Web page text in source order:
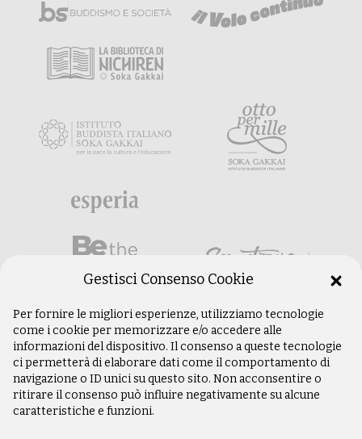
©Copyright 2003 –
Gestisci Consenso Cookie
Per fornire le migliori esperienze, utilizziamo tecnologie
come i cookie per memorizzare e/o accedere alle
informazioni del dispositivo. Il consenso a queste tecnologie
ci permetterà di elaborare dati come il comportamento di
navigazione o ID unici su questo sito. Non acconsentire o
ritirare il consenso può influire negativamente su alcune
caratteristiche e funzioni.